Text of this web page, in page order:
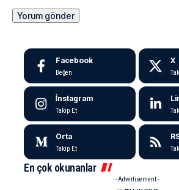
Facebook
Beğen
X
İnstagram
Takip Et
Orta
Takip Et
En çok okunanlar
- Advertisement -